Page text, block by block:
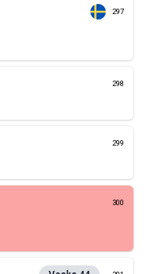
297
298
299
300